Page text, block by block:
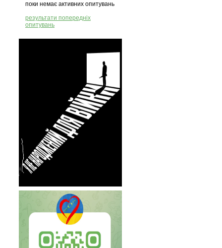
поки немає активних опитувань
результати попередніх
опитувань